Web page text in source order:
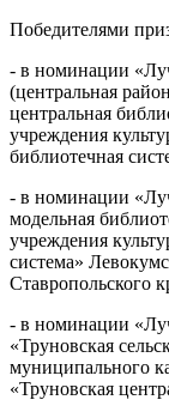
Победителями
- в номинации
(центральная
центральная
учреждения
библиотечная
- в номинации
модельная
учреждения
система»
Ставропольского
- в номинации
«Труновская
муниципального
«Труновская